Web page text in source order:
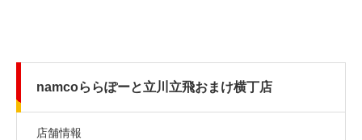
namcoららぽーと立川立飛おまけ横丁店
店舗情報